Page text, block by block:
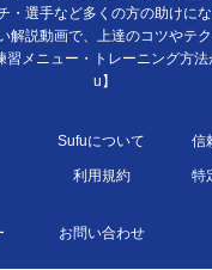
・選手など多くの方の助けにな
解説動画で、上達のコツやテ
習メニュー・トレーニング方
u】
Sufuについて 信
利用規約
特
お問い合わせ